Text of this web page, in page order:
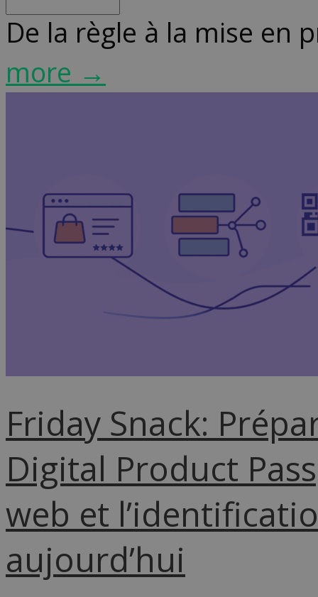
De la règle à la mise en
more →
Friday Snack:
Digital Product
web et
aujourd’hui